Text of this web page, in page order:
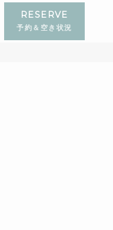
RESERVE
予約＆空き状況